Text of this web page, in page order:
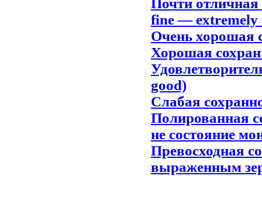
fine — extremely
Очень хорошая
Хорошая
good)
Cлабая
Полированная
не состояние
Превосходная
выраженным